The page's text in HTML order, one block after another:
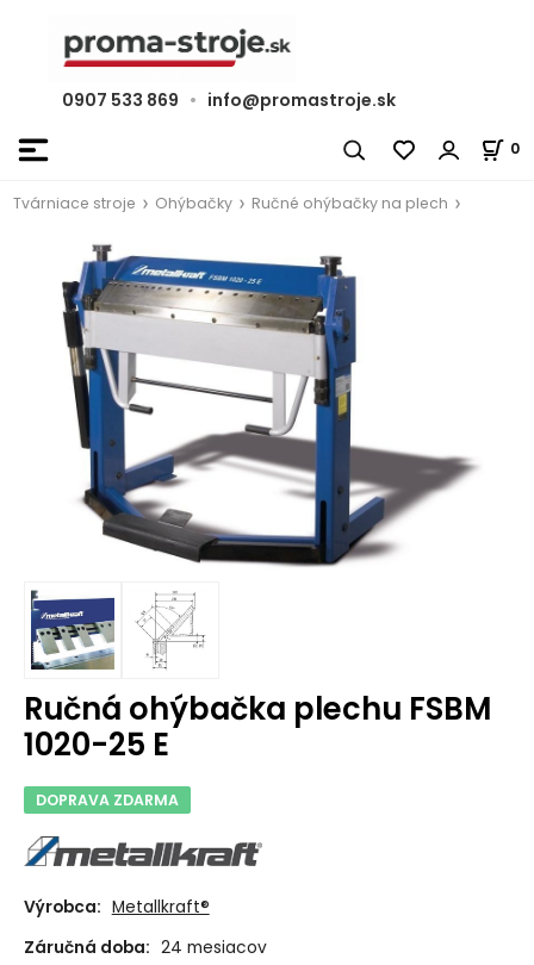
0907 533 869 • info@promastroje.sk
0
Tvárniace stroje Ohýbačky Ručné ohýbačky na plech
Ručná ohýbačka plechu FSBM
1020-25 E
DOPRAVA ZDARMA
Výrobca: Metallkraft®
Záručná doba: 24 mesiacov